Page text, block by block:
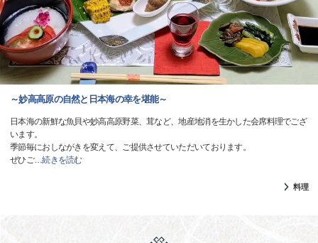
～妙高高原の自然と日本海の幸を堪能～
日本海の新鮮な魚貝や妙高高原野菜、茸など、地産地消を生かした会席料理でござ
います。
季節毎におしながきを変えて、ご提供させていただいております。
ぜひご…続きを読む
料理